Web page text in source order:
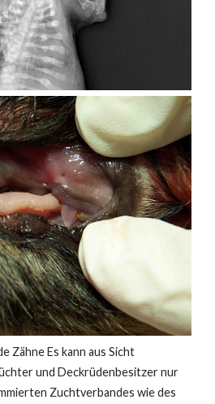
Zähne Es kann aus Sicht
und Deckrüdenbesitzer nur
Zuchtverbandes wie des